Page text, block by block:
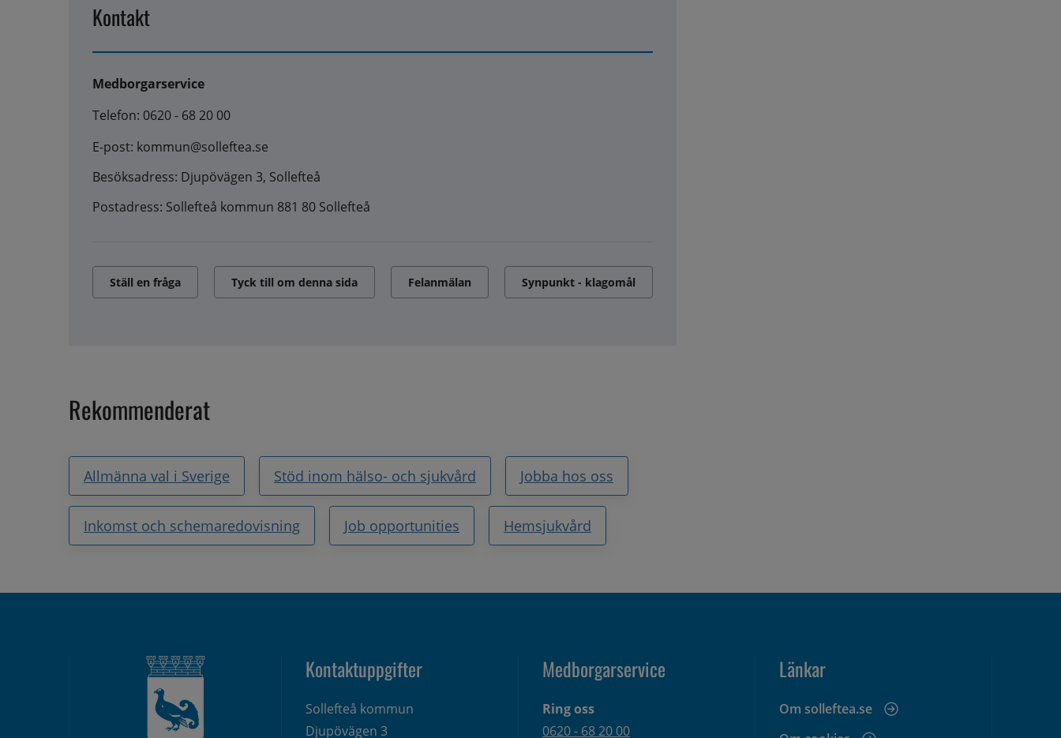
Kontakt
Medborgarservice
Telefon: 0620 - 68 20 00
E-post: kommun@solleftea.se
Besöksadress: Djupövägen 3, Sollefteå
Postadress: Sollefteå kommun 881 80 Sollefteå
Ställ en fråga Tyck till om denna sida Felanmälan Synpunkt - klagomål
Rekommenderat
Allmänna val i Sverige Stöd inom hälso- och sjukvård Jobba hos oss
Inkomst och schemaredovisning Job opportunities Hemsjukvård
Kontaktuppgifter
Sollefteå kommun
Djupövägen 3
Medborgarservice
Ring oss
0620 - 68 20 00
Länkar
Om solleftea.se